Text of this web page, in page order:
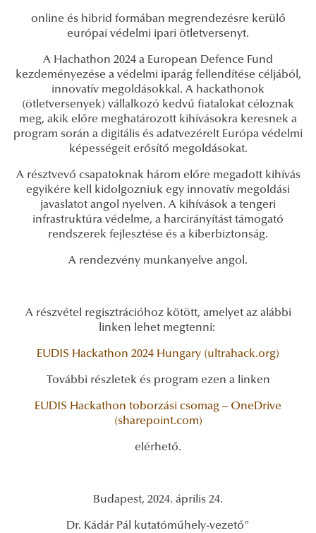
online és hibrid formában megrendezésre kerülő
európai védelmi ipari ötletversenyt.
A Hachathon 2024 a European Defence Fund
kezdeményezése a védelmi iparág fellendítése céljából,
innovatív megoldásokkal. A hackathonok
(ötletversenyek) vállalkozó kedvű fiatalokat céloznak
meg, akik előre meghatározott kihívásokra keresnek a
program során a digitális és adatvezérelt Európa védelmi
képességeit erősítő megoldásokat.
A résztvevő csapatoknak három előre megadott kihívás
egyikére kell kidolgozniuk egy innovatív megoldási
javaslatot angol nyelven. A kihívások a tengeri
infrastruktúra védelme, a harcirányítást támogató
rendszerek fejlesztése és a kiberbiztonság.
A rendezvény munkanyelve angol.
A részvétel regisztrációhoz kötött, amelyet az alábbi
linken lehet megtenni:
EUDIS Hackathon 2024 Hungary (ultrahack.org)
További részletek és program ezen a linken
EUDIS Hackathon toborzási csomag – OneDrive
(sharepoint.com)
elérhető.
Budapest, 2024. április 24.
Dr. Kádár Pál kutatóműhely-vezető"